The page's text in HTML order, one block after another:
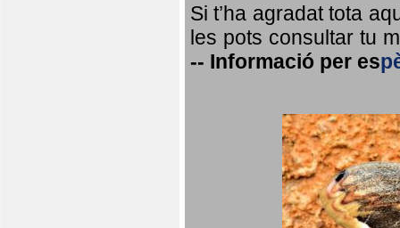
Si t’ha agradat tota
les pots consultar tu
-- Informació per es